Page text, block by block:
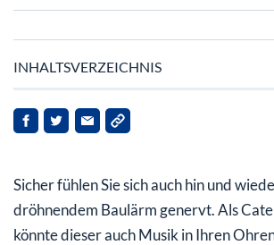
INHALTSVERZEICHNIS
Fundamental recht stabil!
Fazit
Sicher fühlen Sie sich auch hin und
dröhnendem Baulärm genervt. Als
könnte dieser auch Musik in Ihren